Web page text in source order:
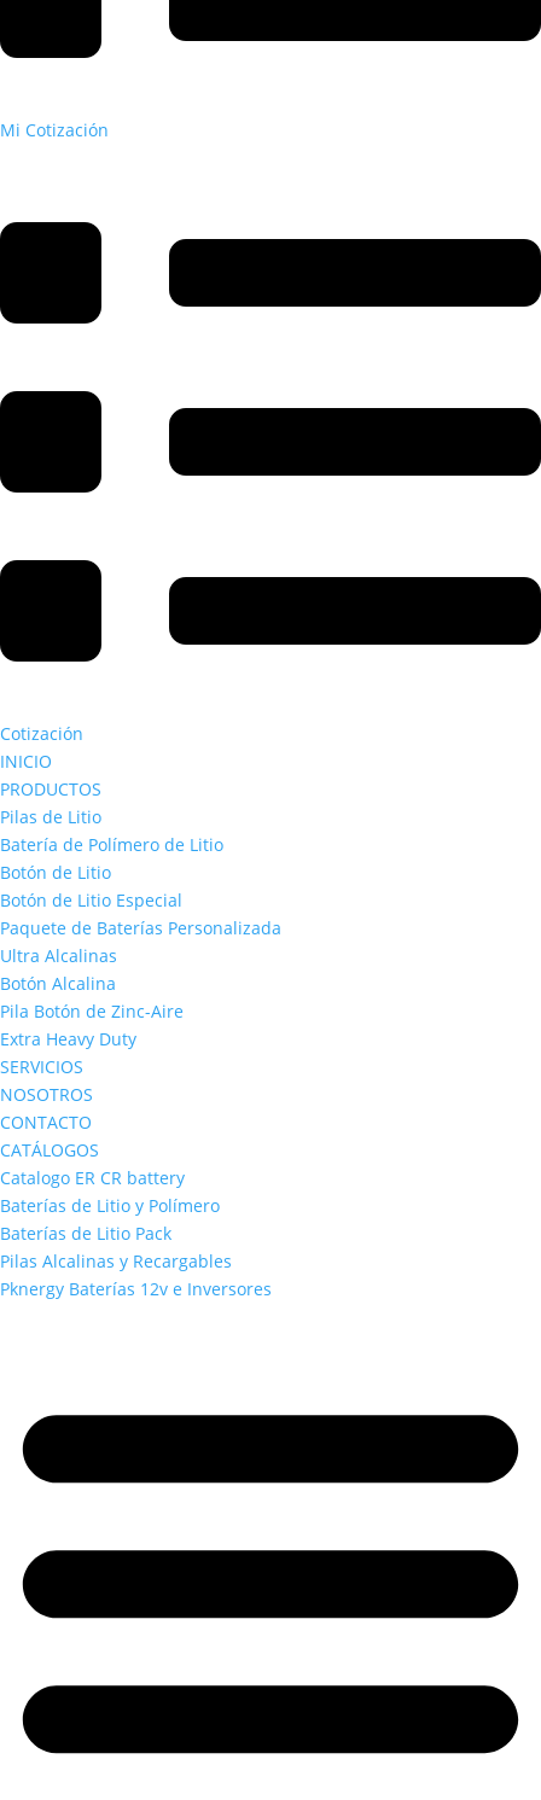
Mi Cotización
Cotización
INICIO
PRODUCTOS
Pilas de Litio
Batería de Polímero de Litio
Botón de Litio
Botón de Litio Especial
Paquete de Baterías Personalizada
Ultra Alcalinas
Botón Alcalina
Pila Botón de Zinc-Aire
Extra Heavy Duty
SERVICIOS
NOSOTROS
CONTACTO
CATÁLOGOS
Catalogo ER CR battery
Baterías de Litio y Polímero
Baterías de Litio Pack
Pilas Alcalinas y Recargables
Pknergy Baterías 12v e Inversores